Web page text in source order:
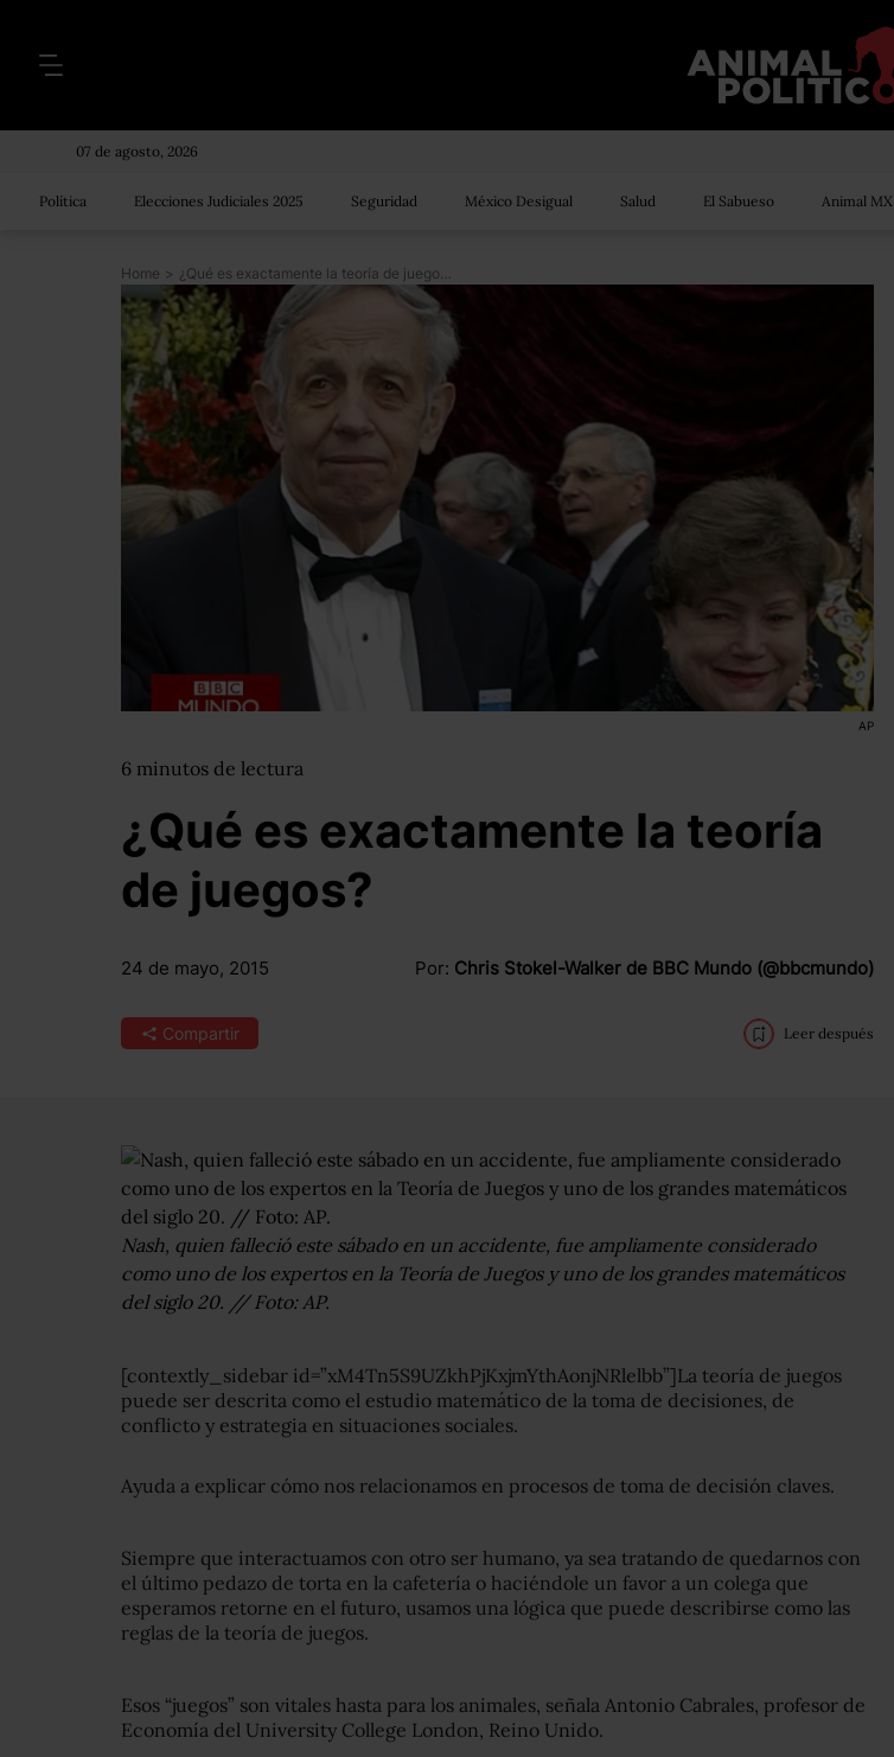
07 de agosto, 2026
Política Elecciones Judiciales 2025 Seguridad México Desigual Salud El Sabueso Animal MX
Home > ¿Qué es exactamente la teoría de juegos?
AP
6 minutos de lectura
¿Qué es exactamente la teoría
de juegos?
24 de mayo, 2015 Por: Chris Stokel-Walker de BBC Mundo (@bbcmundo)
Compartir Leer después
Nash, quien falleció este sábado en un accidente, fue ampliamente considerado
como uno de los expertos en la Teoría de Juegos y uno de los grandes matemáticos
del siglo 20. // Foto: AP.
[contextly_sidebar id=”xM4Tn5S9UZkhPjKxjmYthAonjNRlelbb”]La teoría de juegos
puede ser descrita como el estudio matemático de la toma de decisiones, de
conflicto y estrategia en situaciones sociales.
Ayuda a explicar cómo nos relacionamos en procesos de toma de decisión claves.
Siempre que interactuamos con otro ser humano, ya sea tratando de quedarnos con
el último pedazo de torta en la cafetería o haciéndole un favor a un colega que
esperamos retorne en el futuro, usamos una lógica que puede describirse como las
reglas de la teoría de juegos.
Esos “juegos” son vitales hasta para los animales, señala Antonio Cabrales, profesor de
Economía del University College London, Reino Unido.